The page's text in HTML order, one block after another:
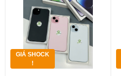
GIÁ SHOCK
!